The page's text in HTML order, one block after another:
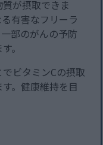
が摂取できま
有害なフリーラ
部のがんの予防
。
ビタミンCの摂取
。健康維持を目